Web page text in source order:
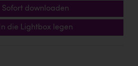
Sofort downloaden
In die Lightbox legen